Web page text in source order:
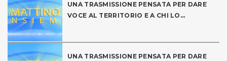
UNA TRASMISSIONE PENSATA PER DARE
VOCE AL TERRITORIO E A CHI LO...
UNA TRASMISSIONE PENSATA PER DARE